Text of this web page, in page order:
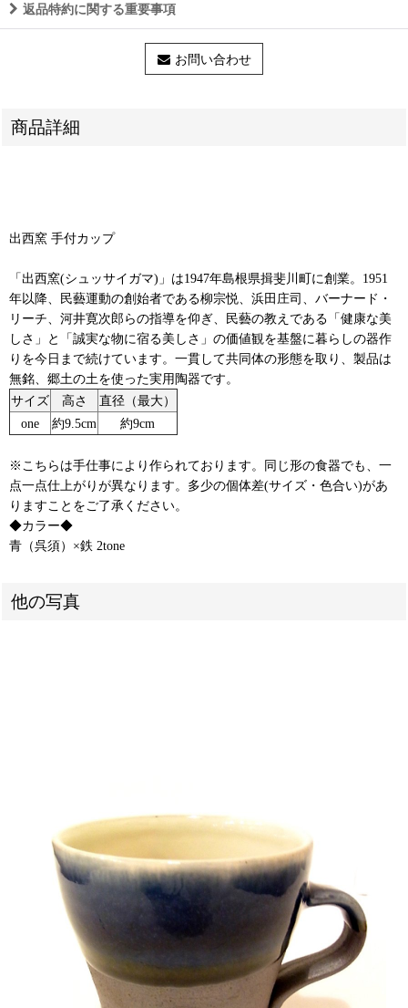
返品特約に関する重要事項
お問い合わせ
商品詳細
出西窯 手付カップ
「出西窯(シュッサイガマ)」は1947年島根県揖斐川町に創業。1951
年以降、民藝運動の創始者である柳宗悦、浜田庄司、バーナード・
リーチ、河井寛次郎らの指導を仰ぎ、民藝の教えである「健康な美
しさ」と「誠実な物に宿る美しさ」の価値観を基盤に暮らしの器作
りを今日まで続けています。一貫して共同体の形態を取り、製品は
無銘、郷土の土を使った実用陶器です。
サイズ
高さ
直径（最大）
one
約9.5cm 約9cm
※こちらは手仕事により作られております。同じ形の食器でも、一
点一点仕上がりが異なります。多少の個体差(サイズ・色合い)があ
りますことをご了承ください。
◆カラー◆
青（呉須）×鉄 2tone
他の写真